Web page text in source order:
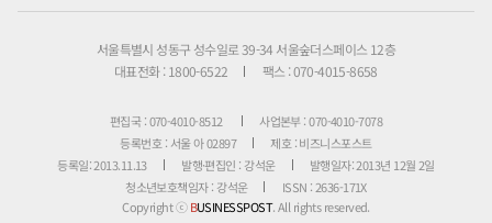
서울특별시 성동구 성수일로 39-34 서울숲더스페이스 12층
대표전화 : 1800-6522
팩스 : 070-4015-8658
편집국 : 070-4010-8512
사업본부 : 070-4010-7078
등록번호 : 서울 아 02897
제호 : 비즈니스포스트
등록일: 2013.11.13
발행·편집인 : 강석운
발행일자: 2013년 12월 2일
청소년보호책임자 : 강석운
ISSN : 2636-171X
Copyright ⓒBUSINESSPOST. All rights reserved.